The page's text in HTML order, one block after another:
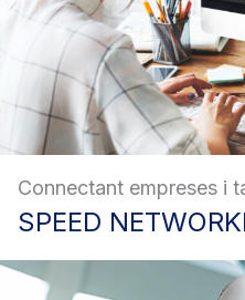
Connectant empreses i
SPEED